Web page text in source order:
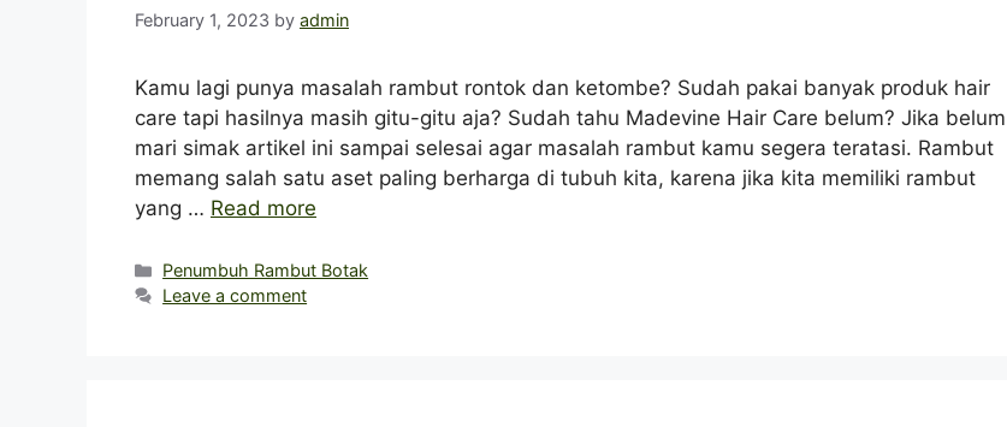
February 1, 2023 by admin
Kamu lagi punya masalah rambut rontok dan ketombe? Sudah pakai banyak produk hair
care tapi hasilnya masih gitu-gitu aja? Sudah tahu Madevine Hair Care belum? Jika belum
mari simak artikel ini sampai selesai agar masalah rambut kamu segera teratasi. Rambut
memang salah satu aset paling berharga di tubuh kita, karena jika kita memiliki rambut
yang … Read more
Categories
Penumbuh Rambut Botak
Leave a comment